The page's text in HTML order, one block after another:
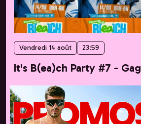
Vendredi 14 août 23:59
It's B(ea)ch Party #7 -